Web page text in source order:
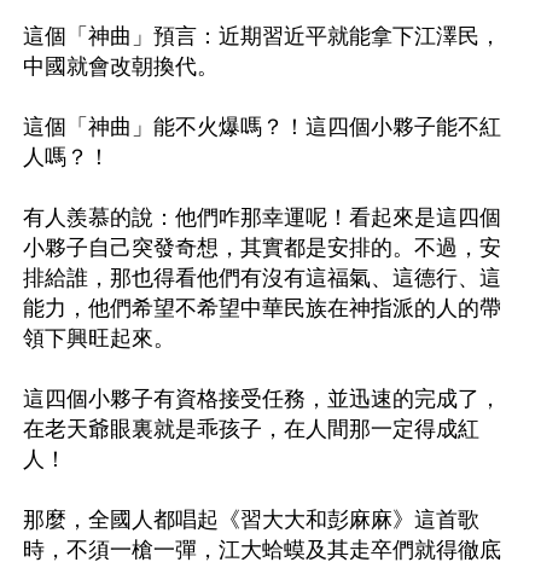
這個「神曲」預言：近期習近平就能拿下江澤民，
中國就會改朝換代。
這個「神曲」能不火爆嗎？！這四個小夥子能不紅
人嗎？！
有人羨慕的說：他們咋那幸運呢！看起來是這四個
小夥子自己突發奇想，其實都是安排的。不過，安
排給誰，那也得看他們有沒有這福氣、這德行、這
能力，他們希望不希望中華民族在神指派的人的帶
領下興旺起來。
這四個小夥子有資格接受任務，並迅速的完成了，
在老天爺眼裏就是乖孩子，在人間那一定得成紅
人！
那麼，全國人都唱起《習大大和彭麻麻》這首歌
時，不須一槍一彈，江大蛤蟆及其走卒們就得徹底